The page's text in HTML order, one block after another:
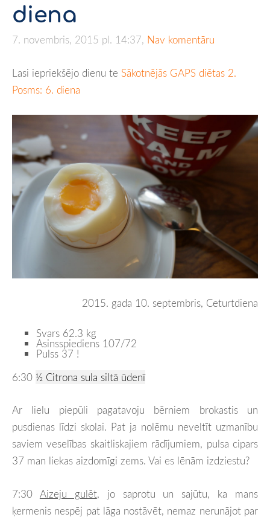
diena
7. novembris, 2015 pl. 14:37, Nav komentāru
Lasi iepriekšējo dienu te Sākotnējās GAPS diētas 2.
Posms: 6. diena
2015. gada 10. septembris, Ceturtdiena
Svars 62.3 kg
Asinsspiediens 107/72
Pulss 37 !
6:30 ½ Citrona sula siltā ūdenī
Ar lielu piepūli pagatavoju bērniem brokastis un
pusdienas līdzi skolai. Pat ja nolēmu neveltīt uzmanību
saviem veselības skaitliskajiem rādījumiem, pulsa cipars
37 man liekas aizdomīgi zems. Vai es lēnām izdziestu?
7:30 Aizeju gulēt, jo saprotu un sajūtu, ka mans
ķermenis nespēj pat lāga nostāvēt, nemaz nerunājot par